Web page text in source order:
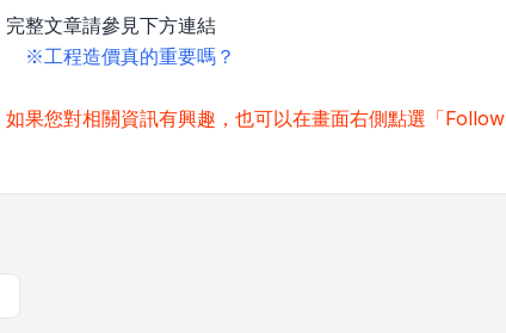
完整文章請參見下方連結
※工程造價真的重要嗎？
如果您對相關資訊有興趣，也可以在畫面右側點選「